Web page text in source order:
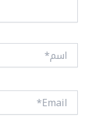
اسم*
Email*